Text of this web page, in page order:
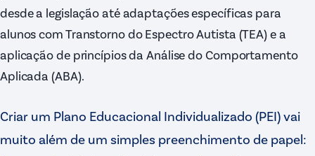
desde a legislação até adaptações específicas para
alunos com Transtorno do Espectro Autista (TEA) e a
aplicação de princípios da Análise do Comportamento
Aplicada (ABA).
Criar um Plano Educacional Individualizado (PEI) vai
muito além de um simples preenchimento de papel: